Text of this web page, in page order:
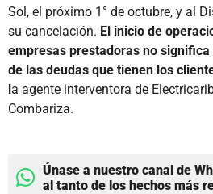
Sol, el próximo 1° de octubre, y al
su cancelación. El inicio de
empresas prestadoras no
de las deudas que tienen los
la agente interventora de
Combariza.
Únase a nuestro canal de
al tanto de los hechos más